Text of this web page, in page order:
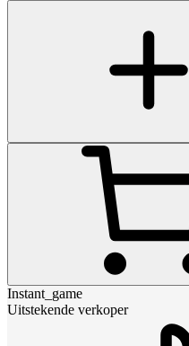
Instant_game
Uitstekende verkoper